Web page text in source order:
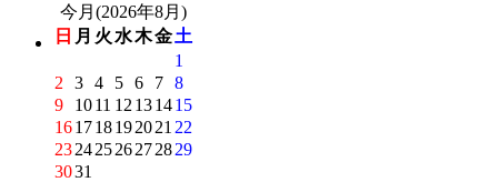
今月(2026年8月)
日 月 火 水木金土
1
2
3 4 5 6 7 8
9
1011 12 131415
161718192021 22
23242526272829
3031